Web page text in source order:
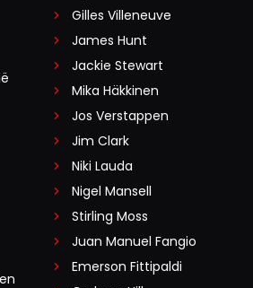
Gilles Villeneuve
James Hunt
Jackie Stewart
Mika Häkkinen
Jos Verstappen
Jim Clark
Niki Lauda
Nigel Mansell
Stirling Moss
Juan Manuel Fangio
Emerson Fittipaldi